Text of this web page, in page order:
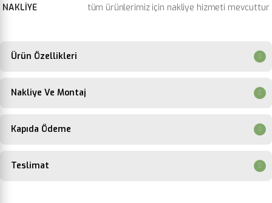
NAKLİYE tüm ürünlerimiz için nakliye hizmeti mevcuttur
Ürün Özellikleri
Nakliye Ve Montaj
Kapıda Ödeme
Teslimat